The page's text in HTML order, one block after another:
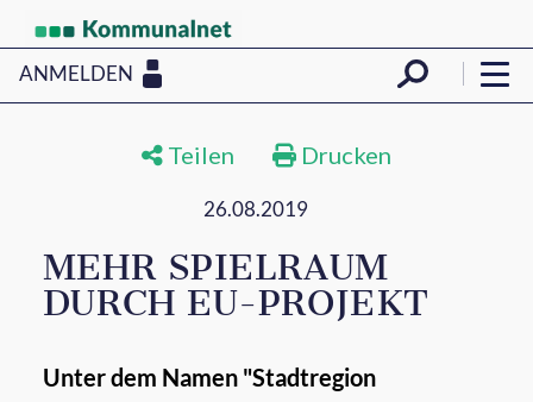
ANMELDEN
Teilen Drucken
26.08.2019
MEHR SPIELRAUM
DURCH EU-PROJEKT
Unter dem Namen "Stadtregion